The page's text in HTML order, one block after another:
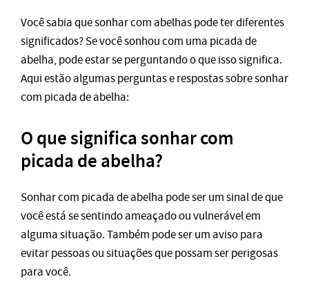
Você sabia que sonhar com abelhas pode ter diferentes
significados? Se você sonhou com uma picada de
abelha, pode estar se perguntando o que isso significa.
Aqui estão algumas perguntas e respostas sobre sonhar
com picada de abelha:
O que significa sonhar com
picada de abelha?
Sonhar com picada de abelha pode ser um sinal de que
você está se sentindo ameaçado ou vulnerável em
alguma situação. Também pode ser um aviso para
evitar pessoas ou situações que possam ser perigosas
para você.